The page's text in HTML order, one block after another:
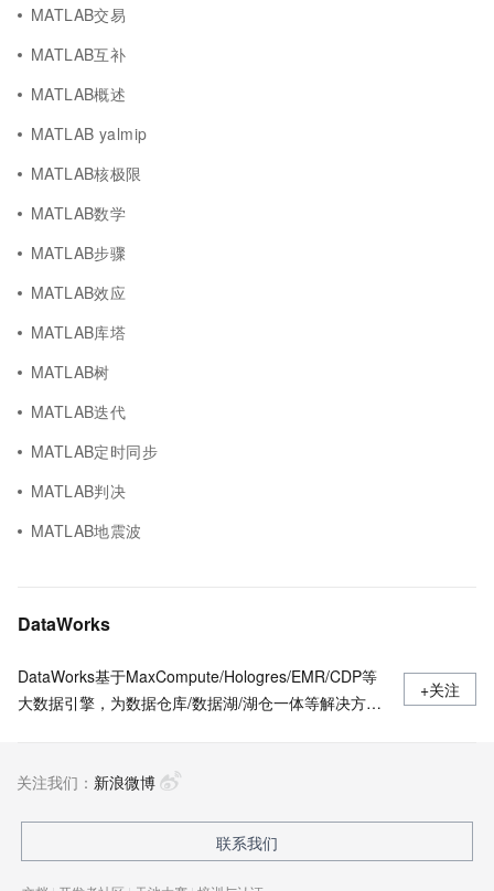
MATLAB交易
MATLAB互补
MATLAB概述
MATLAB yalmip
MATLAB核极限
MATLAB数学
MATLAB步骤
MATLAB效应
MATLAB库塔
MATLAB树
MATLAB迭代
MATLAB定时同步
MATLAB判决
MATLAB地震波
DataWorks
DataWorks基于MaxCompute/Hologres/EMR/CDP等
大数据引擎，为数据仓库/数据湖/湖仓一体等解决方案
阿里巴巴大数据建设方法论，同时与数万名政务/金融/
+关注
关注我们： 新浪微博
联系我们